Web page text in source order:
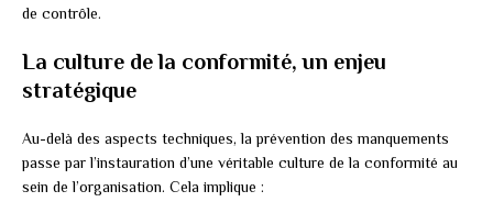
de contrôle.
La culture de la conformité, un enjeu
stratégique
Au-delà des aspects techniques, la prévention des manquements
passe par l’instauration d’une véritable culture de la conformité au
sein de l’organisation. Cela implique :